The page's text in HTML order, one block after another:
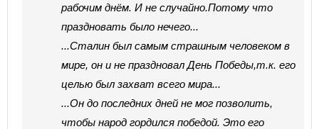
рабочим днём. И не случайно.Потому что
праздновать было нечего...
...Сталин был самым страшным человеком в
мире, он и не праздновал День Победы,т.к. его
целью был захват всего мира...
...Он до последних дней не мог позволить,
чтобы народ гордился победой. Это его